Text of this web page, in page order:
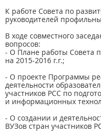
К работе Совета по
руководителей
В ходе совместного
вопросов:
- О Плане работы Совета
на 2015-2016 г.г.;
- О проекте Программы
деятельности
участников РСС по
и информационных
- О создании и
ВУЗов стран участников